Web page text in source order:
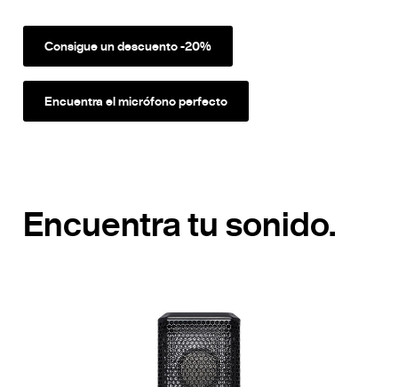
Consigue un descuento -20%
Encuentra el micrófono perfecto
Encuentra tu sonido.